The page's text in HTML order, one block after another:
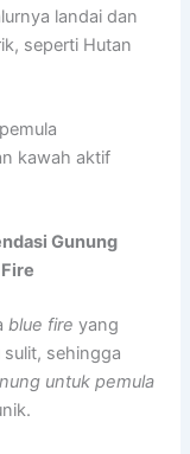
landai dan
seperti Hutan
kawah aktif
Gunung
blue fire yang
sehingga
untuk pemula